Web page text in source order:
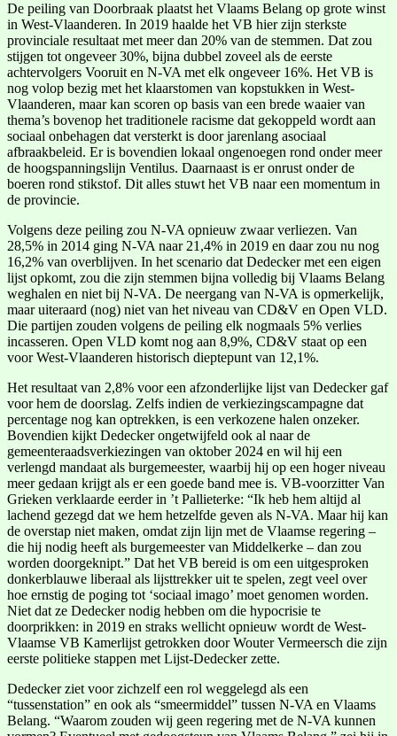
De peiling van Doorbraak plaatst het Vlaams Belang op grote winst
in West-Vlaanderen. In 2019 haalde het VB hier zijn sterkste
provinciale resultaat met meer dan 20% van de stemmen. Dat zou
stijgen tot ongeveer 30%, bijna dubbel zoveel als de eerste
achtervolgers Vooruit en N-VA met elk ongeveer 16%. Het VB is
nog volop bezig met het klaarstomen van kopstukken in West-
Vlaanderen, maar kan scoren op basis van een brede waaier van
thema’s bovenop het traditionele racisme dat gekoppeld wordt aan
sociaal onbehagen dat versterkt is door jarenlang asociaal
afbraakbeleid. Er is bovendien lokaal ongenoegen rond onder meer
de hoogspanningslijn Ventilus. Daarnaast is er onrust onder de
boeren rond stikstof. Dit alles stuwt het VB naar een momentum in
de provincie.
Volgens deze peiling zou N-VA opnieuw zwaar verliezen. Van
28,5% in 2014 ging N-VA naar 21,4% in 2019 en daar zou nu nog
16,2% van overblijven. In het scenario dat Dedecker met een eigen
lijst opkomt, zou die zijn stemmen bijna volledig bij Vlaams Belang
weghalen en niet bij N-VA. De neergang van N-VA is opmerkelijk,
maar uiteraard (nog) niet van het niveau van CD&V en Open VLD.
Die partijen zouden volgens de peiling elk nogmaals 5% verlies
incasseren. Open VLD komt nog aan 8,9%, CD&V staat op een
voor West-Vlaanderen historisch dieptepunt van 12,1%.
Het resultaat van 2,8% voor een afzonderlijke lijst van Dedecker gaf
voor hem de doorslag. Zelfs indien de verkiezingscampagne dat
percentage nog kan optrekken, is een verkozene halen onzeker.
Bovendien kijkt Dedecker ongetwijfeld ook al naar de
gemeenteraadsverkiezingen van oktober 2024 en wil hij een
verlengd mandaat als burgemeester, waarbij hij op een hoger niveau
meer gedaan krijgt als er een goede band mee is. VB-voorzitter Van
Grieken verklaarde eerder in ’t Pallieterke: “Ik heb hem altijd al
lachend gezegd dat we hem hetzelfde geven als N-VA. Maar hij kan
de overstap niet maken, omdat zijn lijn met de Vlaamse regering –
die hij nodig heeft als burgemeester van Middelkerke – dan zou
worden doorgeknipt.” Dat het VB bereid is om een uitgesproken
donkerblauwe liberaal als lijsttrekker uit te spelen, zegt veel over
hoe ernstig de poging tot ‘sociaal imago’ moet genomen worden.
Niet dat ze Dedecker nodig hebben om die hypocrisie te
doorprikken: in 2019 en straks wellicht opnieuw wordt de West-
Vlaamse VB Kamerlijst getrokken door Wouter Vermeersch die zijn
eerste politieke stappen met Lijst-Dedecker zette.
Dedecker ziet voor zichzelf een rol weggelegd als een
“tussenstation” en ook als “smeermiddel” tussen N-VA en Vlaams
Belang. “Waarom zouden wij geen regering met de N-VA kunnen